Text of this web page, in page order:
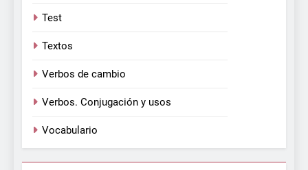
Test
Textos
Verbos de cambio
Verbos. Conjugación y usos
Vocabulario